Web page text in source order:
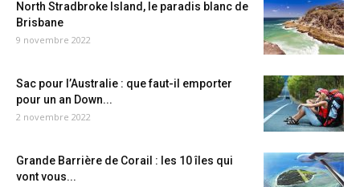
North Stradbroke Island, le paradis blanc de
Brisbane
9 novembre 2022
Sac pour l’Australie : que faut-il emporter
pour un an Down...
2 novembre 2022
Grande Barrière de Corail : les 10 îles qui
vont vous...